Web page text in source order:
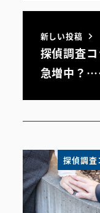
新しい投稿
探偵調査
急増中？
探偵調査